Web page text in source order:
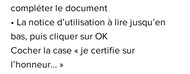
compléter le document
• La notice d’utilisation à lire jusqu’en
bas, puis cliquer sur OK
Cocher la case « je certifie sur
l’honneur… »